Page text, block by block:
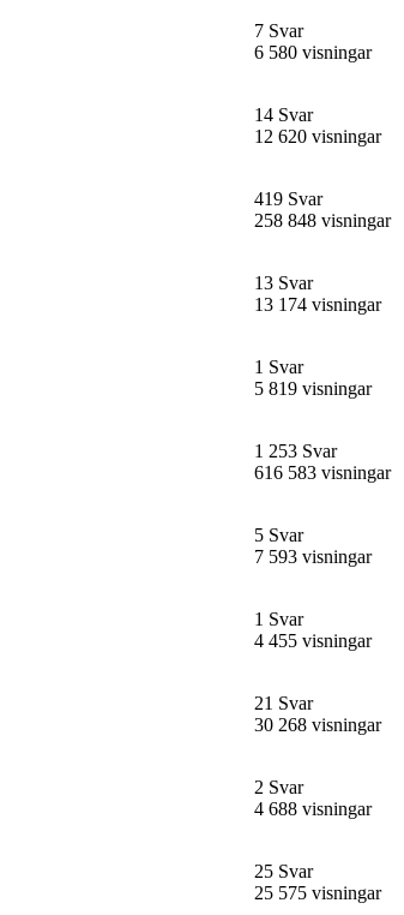
7 Svar
6 580 visningar
14 Svar
12 620 visningar
419 Svar
258 848 visningar
13 Svar
13 174 visningar
1 Svar
5 819 visningar
1 253 Svar
616 583 visningar
5 Svar
7 593 visningar
1 Svar
4 455 visningar
21 Svar
30 268 visningar
2 Svar
4 688 visningar
25 Svar
25 575 visningar